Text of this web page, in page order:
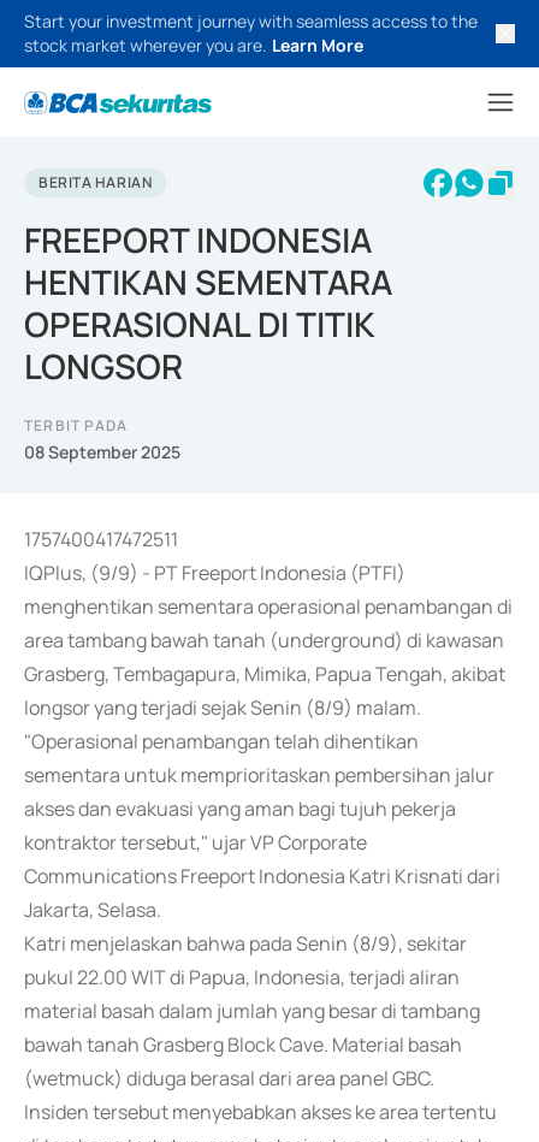
Start your investment journey with seamless access to the
stock market wherever you are. Learn More
BERITA HARIAN
FREEPORT INDONESIA
HENTIKAN SEMENTARA
OPERASIONAL DI TITIK
LONGSOR
TERBIT PADA
08 September 2025
1757400417472511
IQPlus, (9/9) - PT Freeport Indonesia (PTFI)
menghentikan sementara operasional penambangan di
area tambang bawah tanah (underground) di kawasan
Grasberg, Tembagapura, Mimika, Papua Tengah, akibat
longsor yang terjadi sejak Senin (8/9) malam.
"Operasional penambangan telah dihentikan
sementara untuk memprioritaskan pembersihan jalur
akses dan evakuasi yang aman bagi tujuh pekerja
kontraktor tersebut," ujar VP Corporate
Communications Freeport Indonesia Katri Krisnati dari
Jakarta, Selasa.
Katri menjelaskan bahwa pada Senin (8/9), sekitar
pukul 22.00 WIT di Papua, Indonesia, terjadi aliran
material basah dalam jumlah yang besar di tambang
bawah tanah Grasberg Block Cave. Material basah
(wetmuck) diduga berasal dari area panel GBC.
Insiden tersebut menyebabkan akses ke area tertentu